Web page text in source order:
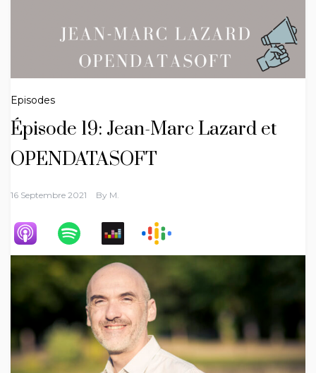
Episodes
Épisode 19: Jean-Marc Lazard et
OPENDATASOFT
16 Septembre 2021 By M.